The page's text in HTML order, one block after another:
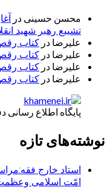
محسن حسینی در
تشییع رهبر شهید
علیرضا در کتاب
علیرضا در کتاب
علیرضا در کتاب
علیرضا در کتاب
پایگاه اطلاع
نوشته‌های تازه
استاد خارج
امّت اسلامی وعظمت